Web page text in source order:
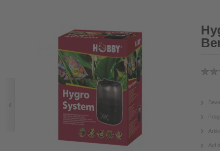
Auf